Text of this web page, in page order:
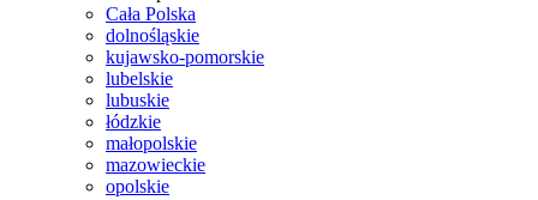
Cała Polska
dolnośląskie
kujawsko-pomorskie
lubelskie
lubuskie
łódzkie
małopolskie
mazowieckie
opolskie